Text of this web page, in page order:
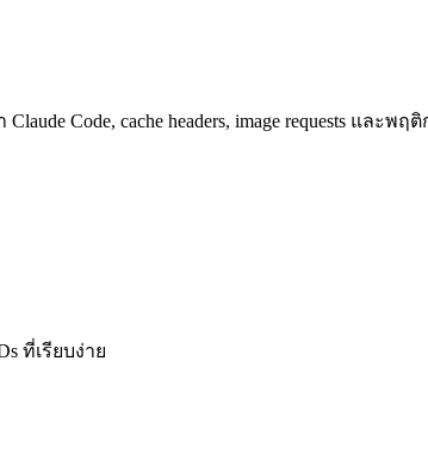
Code, cache headers, image requests และพฤติ
ที่เรียบง่าย